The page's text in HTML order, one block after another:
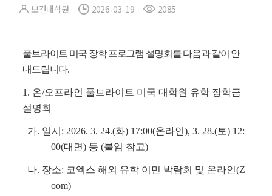
보건대학원 2026-03-19 2085
풀브라이트 미국 장학 프로그램 설명회를 다음과 같이 안
내드립니다.
1 . 온/오프라인 풀브라이트 미국 대학원 유학 장학금
설명회
가. 일시: 2026. 3. 24.(화) 17:00(온라인), 3. 28.(토) 12:
00(대면) 등 (붙임 참고)
나. 장소: 코엑스 해외 유학 이민 박람회 및 온라인(Z
oom)